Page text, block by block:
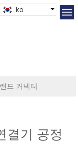
ko
드 커넥터
결기 공정